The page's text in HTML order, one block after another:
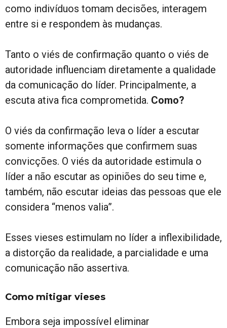
como indivíduos tomam decisões, interagem
entre si e respondem às mudanças.
Tanto o viés de confirmação quanto o viés de
autoridade influenciam diretamente a qualidade
da comunicação do líder. Principalmente, a
escuta ativa fica comprometida. Como?
O viés da confirmação leva o líder a escutar
somente informações que confirmem suas
convicções. O viés da autoridade estimula o
líder a não escutar as opiniões do seu time e,
também, não escutar ideias das pessoas que ele
considera “menos valia”.
Esses vieses estimulam no líder a inflexibilidade,
a distorção da realidade, a parcialidade e uma
comunicação não assertiva.
Como mitigar vieses
Embora seja impossível eliminar